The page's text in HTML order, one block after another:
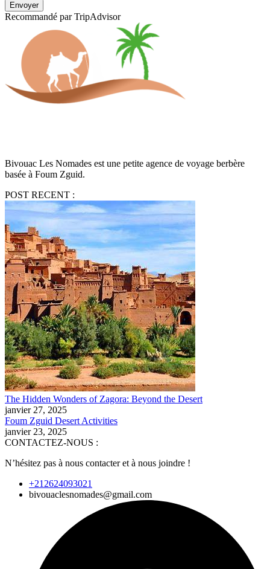
Envoyer
Recommandé par TripAdvisor
Bivouac Les Nomades est une petite agence de voyage berbère
basée à Foum Zguid.
POST RECENT :
The Hidden Wonders of Zagora: Beyond the Desert
janvier 27, 2025
Foum Zguid Desert Activities
janvier 23, 2025
CONTACTEZ-NOUS :
N’hésitez pas à nous contacter et à nous joindre !
+212624093021
bivouaclesnomades@gmail.com